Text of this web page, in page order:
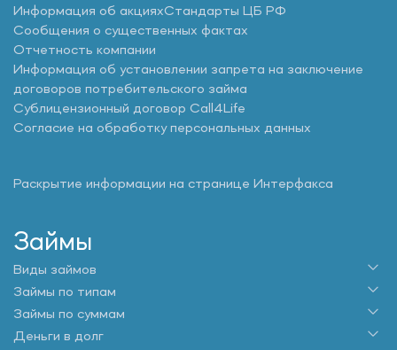
Информация об акцияхСтандарты ЦБ РФ
Сообщения о существенных фактах
Отчетность компании
Информация об установлении запрета на заключение
договоров потребительского займа
Сублицензионный договор Call4Life
Согласие на обработку персональных данных
Раскрытие информации на странице Интерфакса
Займы
Виды займов
Займы по типам
Займы по суммам
Деньги в долг